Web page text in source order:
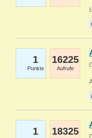
1
Punkte
16225
Aufrufe
1 18325